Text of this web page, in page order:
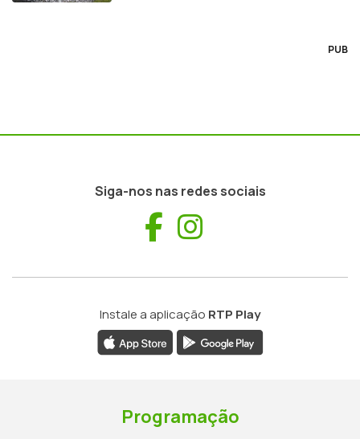
PUB
Siga-nos nas redes sociais
Facebook
Instale a aplicação RTP Play
Programação